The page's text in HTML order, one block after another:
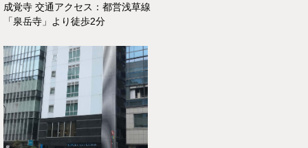
成覚寺 交通アクセス：都営浅草線
「泉岳寺」より徒歩2分